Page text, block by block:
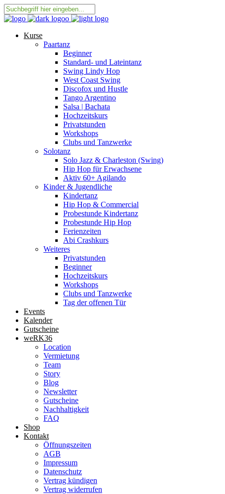
Kurse
Paartanz
Beginner
Standard- und Lateintanz
Swing Lindy Hop
West Coast Swing
Discofox und Hustle
Tango Argentino
Salsa | Bachata
Hochzeitskurs
Privatstunden
Workshops
Clubs und Tanzwerke
Solotanz
Solo Jazz & Charleston (Swing)
Hip Hop für Erwachsene
Aktiv 60+ Agilando
Kinder & Jugendliche
Kindertanz
Hip Hop & Commercial
Probestunde Kindertanz
Probestunde Hip Hop
Ferienzeiten
Abi Crashkurs
Weiteres
Privatstunden
Beginner
Hochzeitskurs
Workshops
Clubs und Tanzwerke
Tag der offenen Tür
Events
Kalender
Gutscheine
weRK36
Location
Vermietung
Team
Story
Blog
Newsletter
Gutscheine
Nachhaltigkeit
FAQ
Shop
Kontakt
Öffnungszeiten
AGB
Impressum
Datenschutz
Vertrag kündigen
Vertrag widerrufen